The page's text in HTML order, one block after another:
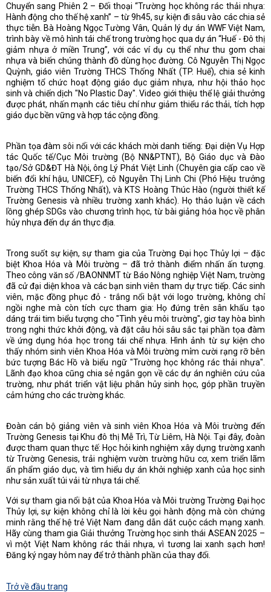
Chuyển sang Phiên 2 – Đối thoại “Trường học không rác thải nhựa:
Hành động cho thế hệ xanh” – từ 9h45, sự kiện đi sâu vào các chia sẻ
thực tiễn. Bà Hoàng Ngọc Tường Vân, Quản lý dự án WWF Việt Nam,
trình bày về mô hình tái chế trong trường học qua dự án “Huế - Đô thị
giảm nhựa ở miền Trung”, với các ví dụ cụ thể như thu gom chai
nhựa và biến chúng thành đồ dùng học đường. Cô Nguyễn Thị Ngọc
Quỳnh, giáo viên Trường THCS Thống Nhất (TP. Huế), chia sẻ kinh
nghiệm tổ chức hoạt động giáo dục giảm nhựa, như hội thảo học
sinh và chiến dịch "No Plastic Day". Video giới thiệu thể lệ giải thưởng
được phát, nhấn mạnh các tiêu chí như giảm thiểu rác thải, tích hợp
giáo dục bền vững và hợp tác cộng đồng.
Phần tọa đàm sôi nổi với các khách mời danh tiếng: Đại diện Vụ Hợp
tác Quốc tế/Cục Môi trường (Bộ NN&PTNT), Bộ Giáo dục và Đào
tạo/Sở GD&ĐT Hà Nội, ông Lý Phát Việt Linh (Chuyên gia cấp cao về
biến đổi khí hậu, UNICEF), cô Nguyễn Thị Linh Chi (Phó Hiệu trưởng
Trường THCS Thống Nhất), và KTS Hoàng Thúc Hào (người thiết kế
Trường Genesis và nhiều trường xanh khác). Họ thảo luận về cách
lồng ghép SDGs vào chương trình học, từ bài giảng hóa học về phân
hủy nhựa đến dự án thực địa.
Trong suốt sự kiện, sự tham gia của Trường Đại học Thủy lợi – đặc
biệt Khoa Hóa và Môi trường – đã trở thành điểm nhấn ấn tượng.
Theo công văn số /BAONNMT từ Báo Nông nghiệp Việt Nam, trường
đã cử đại diện khoa và các bạn sinh viên tham dự trực tiếp. Các sinh
viên, mặc đồng phục đỏ - trắng nổi bật với logo trường, không chỉ
ngồi nghe mà còn tích cực tham gia: Họ đứng trên sân khấu tạo
dáng trái tim biểu tượng cho "Tình yêu môi trường", giơ tay hòa bình
trong nghi thức khởi động, và đặt câu hỏi sâu sắc tại phần tọa đàm
về ứng dụng hóa học trong tái chế nhựa. Hình ảnh từ sự kiện cho
thấy nhóm sinh viên Khoa Hóa và Môi trường mỉm cười rạng rỡ bên
bức tượng Bác Hồ và biểu ngữ "Trường học không rác thải nhựa".
Lãnh đạo khoa cũng chia sẻ ngắn gọn về các dự án nghiên cứu của
trường, như phát triển vật liệu phân hủy sinh học, góp phần truyền
cảm hứng cho các trường khác.
Đoàn cán bộ giảng viên và sinh viên Khoa Hóa và Môi trường đến
Trường Genesis tại Khu đô thị Mễ Trì, Từ Liêm, Hà Nội. Tại đây, đoàn
được tham quan thực tế: Học hỏi kinh nghiệm xây dựng trường xanh
từ Trường Genesis, trải nghiệm vườn trường hữu cơ, xem triển lãm
ấn phẩm giáo dục, và tìm hiểu dự án khởi nghiệp xanh của học sinh
như sản xuất túi vải từ nhựa tái chế.
Với sự tham gia nổi bật của Khoa Hóa và Môi trường Trường Đại học
Thủy lợi, sự kiện không chỉ là lời kêu gọi hành động mà còn chứng
minh rằng thế hệ trẻ Việt Nam đang dẫn dắt cuộc cách mạng xanh.
Hãy cùng tham gia Giải thưởng Trường học sinh thái ASEAN 2025 –
vì một Việt Nam không rác thải nhựa, vì tương lai xanh sạch hơn!
Đăng ký ngay hôm nay để trở thành phần của thay đổi.
Trở về đầu trang